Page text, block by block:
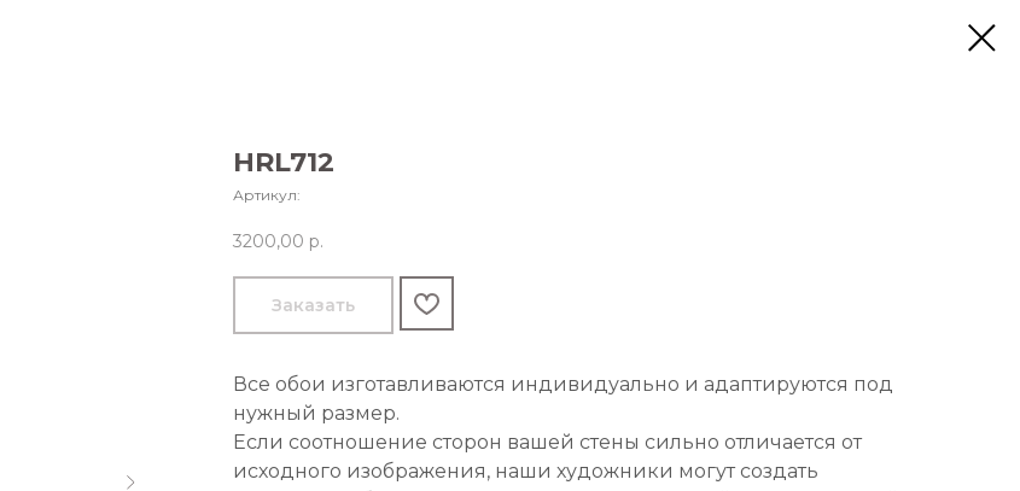
HRL712
Артикул:
3200,00 р.
Заказать
Все обои изготавливаются индивидуально и адаптируются под
нужный размер.
Если соотношение сторон вашей стены сильно отличается от
исходного изображения, наши художники могут создать